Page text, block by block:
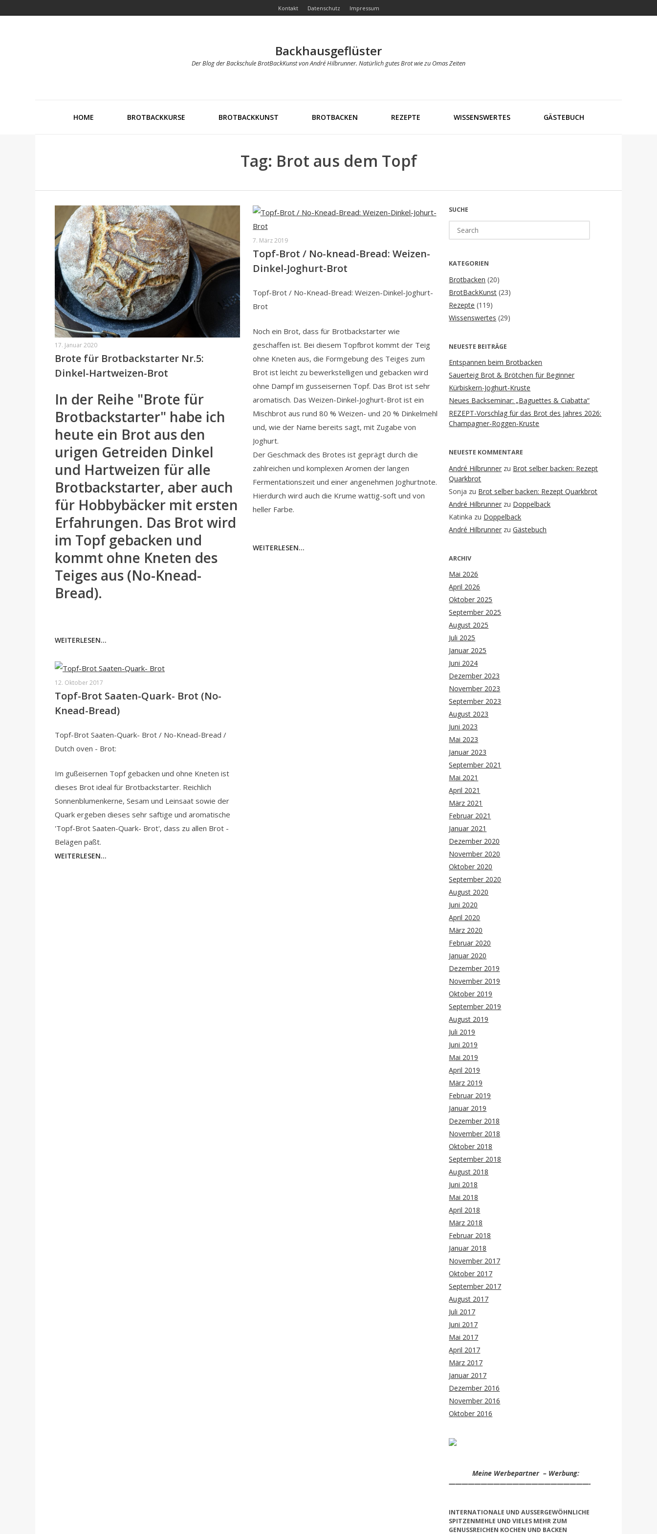
Kontakt Datenschutz Impressum
Backhausgeflüster
Der Blog der Backschule BrotBackKunst von André Hilbrunner. Natürlich gutes Brot wie zu Omas Zeiten
HOME BROTBACKKURSE BROTBACKKUNST BROTBACKEN REZEPTE WISSENSWERTES GÄSTEBUCH
Tag: Brot aus dem Topf
17. Januar 2020
Brote für Brotbackstarter Nr.5:
Dinkel-Hartweizen-Brot
In der Reihe "Brote für
Brotbackstarter" habe ich
heute ein Brot aus den
urigen Getreiden Dinkel
und Hartweizen für alle
Brotbackstarter, aber auch
für Hobbybäcker mit ersten
Erfahrungen. Das Brot wird
im Topf gebacken und
kommt ohne Kneten des
Teiges aus (No-Knead-
Bread).
WEITERLESEN...
7. März 2019
Topf-Brot / No-knead-Bread: Weizen-
Dinkel-Joghurt-Brot
Topf-Brot / No-Knead-Bread: Weizen-Dinkel-Joghurt-
Brot
Noch ein Brot, dass für Brotbackstarter wie
geschaffen ist. Bei diesem Topfbrot kommt der Teig
ohne Kneten aus, die Formgebung des Teiges zum
Brot ist leicht zu bewerkstelligen und gebacken wird
ohne Dampf im gusseisernen Topf. Das Brot ist sehr
aromatisch. Das Weizen-Dinkel-Joghurt-Brot ist ein
Mischbrot aus rund 80 % Weizen- und 20 % Dinkelmehl
und, wie der Name bereits sagt, mit Zugabe von
Joghurt.
Der Geschmack des Brotes ist geprägt durch die
zahlreichen und komplexen Aromen der langen
Fermentationszeit und einer angenehmen Joghurtnote.
Hierdurch wird auch die Krume wattig-soft und von
heller Farbe.
WEITERLESEN...
12. Oktober 2017
Topf-Brot Saaten-Quark- Brot (No-
Knead-Bread)
Topf-Brot Saaten-Quark- Brot / No-Knead-Bread /
Dutch oven - Brot:
Im gußeisernen Topf gebacken und ohne Kneten ist
dieses Brot ideal für Brotbackstarter. Reichlich
Sonnenblumenkerne, Sesam und Leinsaat sowie der
Quark ergeben dieses sehr saftige und aromatische
'Topf-Brot Saaten-Quark- Brot', dass zu allen Brot -
Belägen paßt.
WEITERLESEN...
SUCHE
for:
KATEGORIEN
Brotbacken (20)
BrotBackKunst (23)
Rezepte (119)
Wissenswertes (29)
NEUESTE BEITRÄGE
Entspannen beim Brotbacken
Sauerteig Brot & Brötchen für Beginner
Kürbiskern-Joghurt-Kruste
Neues Backseminar: „Baguettes & Ciabatta“
REZEPT-Vorschlag für das Brot des Jahres 2026:
Champagner-Roggen-Kruste
NEUESTE KOMMENTARE
André Hilbrunner zu Brot selber backen: Rezept
Quarkbrot
Sonja zu Brot selber backen: Rezept Quarkbrot
André Hilbrunner zu Doppelback
Katinka zu Doppelback
André Hilbrunner zuGästebuch
ARCHIV
Mai 2026
April 2026
Oktober 2025
September 2025
August 2025
Juli 2025
Januar 2025
Juni 2024
Dezember 2023
November 2023
September 2023
August 2023
Juni 2023
Mai 2023
Januar 2023
September 2021
Mai 2021
April 2021
März 2021
Februar 2021
Januar 2021
Dezember 2020
November 2020
Oktober 2020
September 2020
August 2020
Juni 2020
April 2020
März 2020
Februar 2020
Januar 2020
Dezember 2019
November 2019
Oktober 2019
September 2019
August 2019
Juli 2019
Juni 2019
Mai 2019
April 2019
März 2019
Februar 2019
Januar 2019
Dezember 2018
November 2018
Oktober 2018
September 2018
August 2018
Juni 2018
Mai 2018
April 2018
März 2018
Februar 2018
Januar 2018
November 2017
Oktober 2017
September 2017
August 2017
Juli 2017
Juni 2017
Mai 2017
April 2017
März 2017
Januar 2017
Dezember 2016
November 2016
Oktober 2016
Meine Werbepartner – Werbung:
——————————————————————-
INTERNATIONALE UND AUSSERGEWÖHNLICHE S
PITZENMEHLE UND VIELES MEHR ZUM G
ENUSSREICHEN KOCHEN UND BACKEN